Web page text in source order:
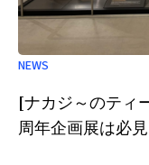
NEWS
[ナカジ～のティ
周年企画展は必